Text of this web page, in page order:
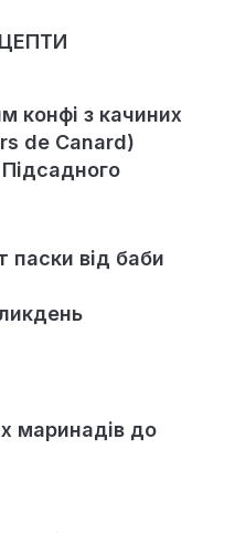
конфі з качиних
de Canard)
від баби
маринадів до